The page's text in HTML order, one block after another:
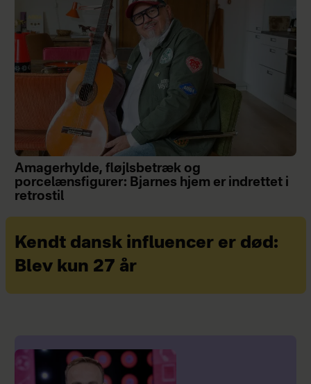
Amagerhylde, fløjlsbetræk og
porcelænsfigurer: Bjarnes hjem er indrettet i
retrostil
Kendt dansk influencer er død:
Blev kun 27 år